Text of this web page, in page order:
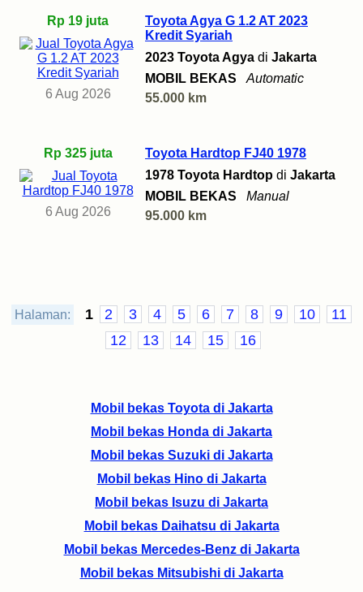
Mobil bekas Toyota di Jakarta
Mobil bekas Honda di Jakarta
Mobil bekas Suzuki di Jakarta
Mobil bekas Hino di Jakarta
Mobil bekas Isuzu di Jakarta
Mobil bekas Daihatsu di Jakarta
Mobil bekas Mercedes-Benz di Jakarta
Mobil bekas Mitsubishi di Jakarta
Rp 19 juta
6 Aug 2026
Toyota Agya G 1.2 AT 2023
Kredit Syariah
2023 Toyota Agya di Jakarta
MOBIL BEKAS
Automatic
55.000 km
Rp 325 juta
6 Aug 2026
Toyota Hardtop FJ40 1978
1978 Toyota Hardtop di Jakarta
MOBIL BEKAS
Manual
95.000 km
Halaman: 1 2 3 4 5 6 7 8 9 10
11
12
13 14 15 16